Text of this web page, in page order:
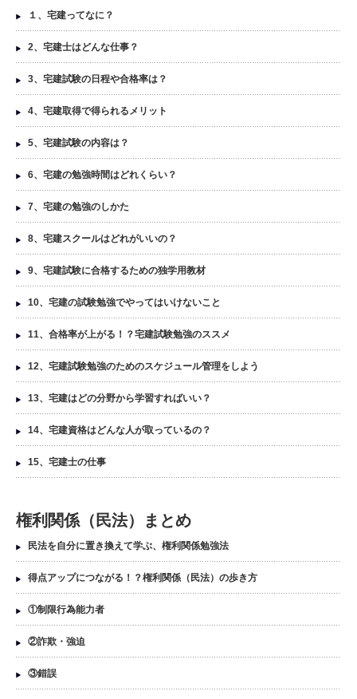
１、宅建ってなに？
2、宅建士はどんな仕事？
3、宅建試験の日程や合格率は？
4、宅建取得で得られるメリット
5、宅建試験の内容は？
6、宅建の勉強時間はどれくらい？
7、宅建の勉強のしかた
8、宅建スクールはどれがいいの？
9、宅建試験に合格するための独学用教材
10、宅建の試験勉強でやってはいけないこと
11、合格率が上がる！？宅建試験勉強のススメ
12、宅建試験勉強のためのスケジュール管理をしよう
13、宅建はどの分野から学習すればいい？
14、宅建資格はどんな人が取っているの？
15、宅建士の仕事
権利関係（民法）まとめ
民法を自分に置き換えて学ぶ、権利関係勉強法
得点アップにつながる！？権利関係（民法）の歩き方
①制限行為能力者
②詐欺・強迫
③錯誤